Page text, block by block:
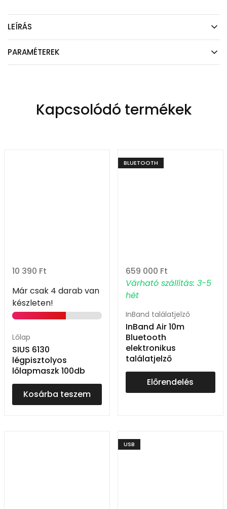
LEÍRÁS
PARAMÉTEREK
Kapcsolódó termékek
10 390 Ft
Már csak 4 darab van
készleten!
Lőlap
SIUS 6130
légpisztolyos
lőlapmaszk 100db
Kosárba teszem
BLUETOOTH
659 000 Ft
Várható szállítás: 3-5
hét
InBand találatjelző
InBand Air 10m
Bluetooth
elektronikus
találatjelző
Előrendelés
USB